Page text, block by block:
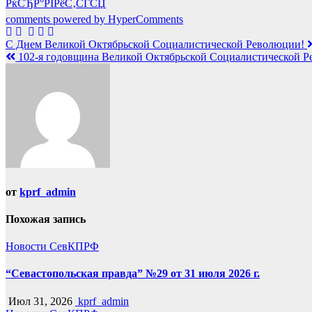
РќСЂР°РІРёС‚СЃСЏ
comments powered by HyperComments
Навигация
по
С Днем Великой Октябрьской Социалистической Революции!
102-я годовщина Великой Октябрьской Социалистической
от kprf_admin
Похожая запись
Новости СевКПРФ
“Севастопольская правда” №29 от 31 июля 2026 г.
Июл 31, 2026 kprf_admin